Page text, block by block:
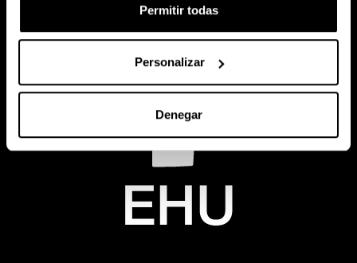
Permitir todas
Personalizar
Denegar